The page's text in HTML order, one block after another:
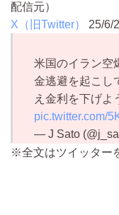
配信元）
X（旧Twitter）
25/6/
米国のイラン空
金逃避を起こし
え金利を下げ
pic.twitter.com/
— J Sato
※全文はツイッター